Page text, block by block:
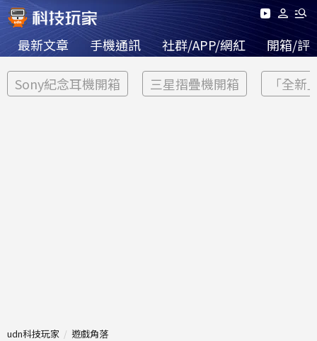
最新文章 手機通訊 社群/APP/網紅 開箱/評
Sony紀念耳機開箱 三星摺疊機開箱 「全新
udn科技玩家 遊戲角落